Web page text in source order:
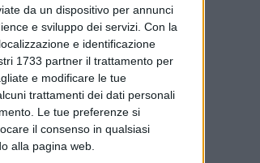
da un dispositivo per annunci
e sviluppo dei servizi. Con la
e identificazione
1733 partner il trattamento per
e modificare le tue
trattamenti dei dati personali
Le tue preferenze si
il consenso in qualsiasi
alla pagina web.